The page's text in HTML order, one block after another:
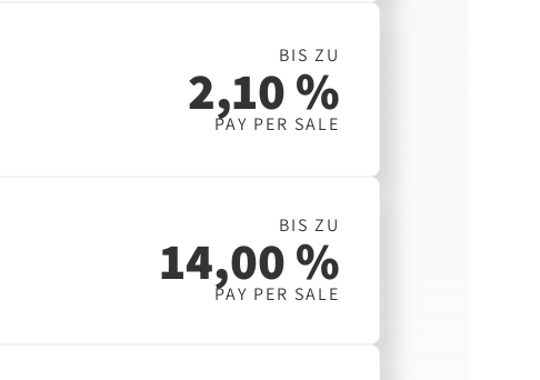
BIS ZU
2,10 %
PAY PER SALE
BIS ZU
14,00 %
PAY PER SALE